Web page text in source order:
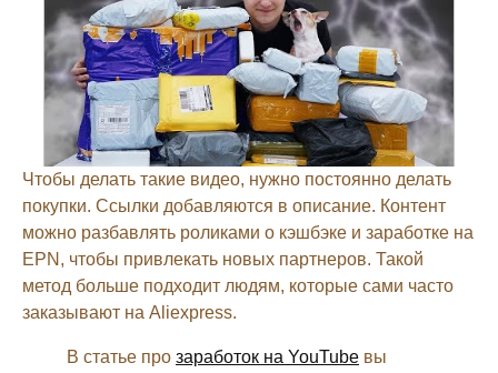
Чтобы делать такие видео, нужно постоянно делать
покупки. Ссылки добавляются в описание. Контент
можно разбавлять роликами о кэшбэке и заработке на
EPN, чтобы привлекать новых партнеров. Такой
метод больше подходит людям, которые сами часто
заказывают на Aliexpress.
В статье про заработок на YouTube вы